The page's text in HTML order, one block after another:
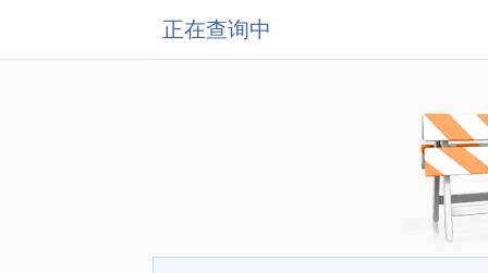
正在查询中